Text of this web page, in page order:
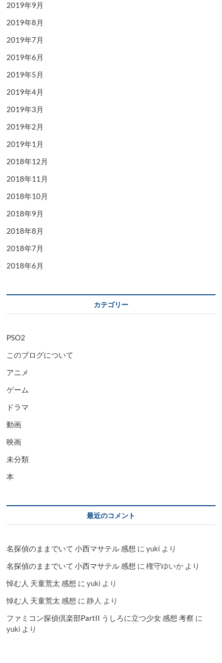
2019年9月
2019年8月
2019年7月
2019年6月
2019年5月
2019年4月
2019年3月
2019年2月
2019年1月
2018年12月
2018年11月
2018年10月
2018年9月
2018年8月
2018年7月
2018年6月
カテゴリー
PSO2
このブログについて
アニメ
ゲーム
ドラマ
動画
映画
未分類
本
最近のコメント
名探偵のままでいて 小西マサテル 感想 にyuki より
名探偵のままでいて 小西マサテル 感想 に権守ゆいか より
悼む人 天童荒太 感想 にyuki より
悼む人 天童荒太 感想 に静人 より
ファミコン探偵倶楽部PartII うしろに立つ少女 感想 考察 に
yuki より